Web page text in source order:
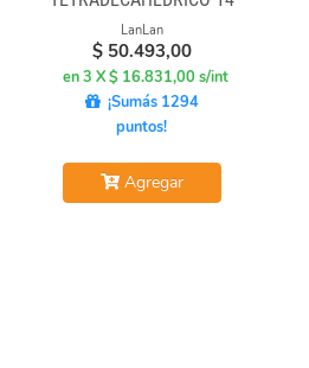
FACES GEAR CUBE
BLACK
LanLan
$ 50.493,00
en 3 X $ 16.831,00 s/int
¡Sumás 1294
puntos!
Agregar